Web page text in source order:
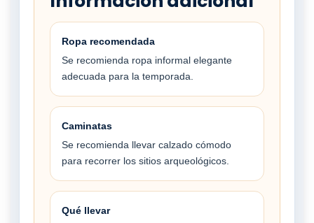
Ropa recomendada
Se recomienda ropa informal elegante
adecuada para la temporada.
Caminatas
Se recomienda llevar calzado cómodo
para recorrer los sitios arqueológicos.
Qué llevar